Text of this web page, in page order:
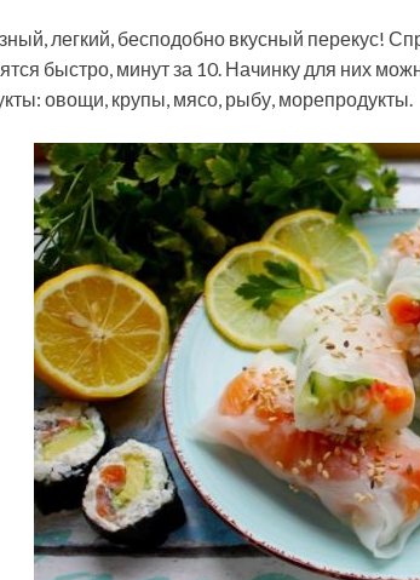
легкий, бесподобно вкусный перекус!
быстро, минут за 10. Начинку для них
овощи, крупы, мясо, рыбу, морепродукты.